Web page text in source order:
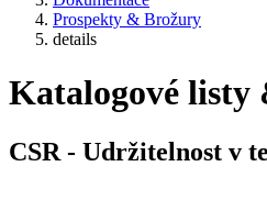
Prospekty & Brožury
details
Katalogové
CSR - Udržitelnost v